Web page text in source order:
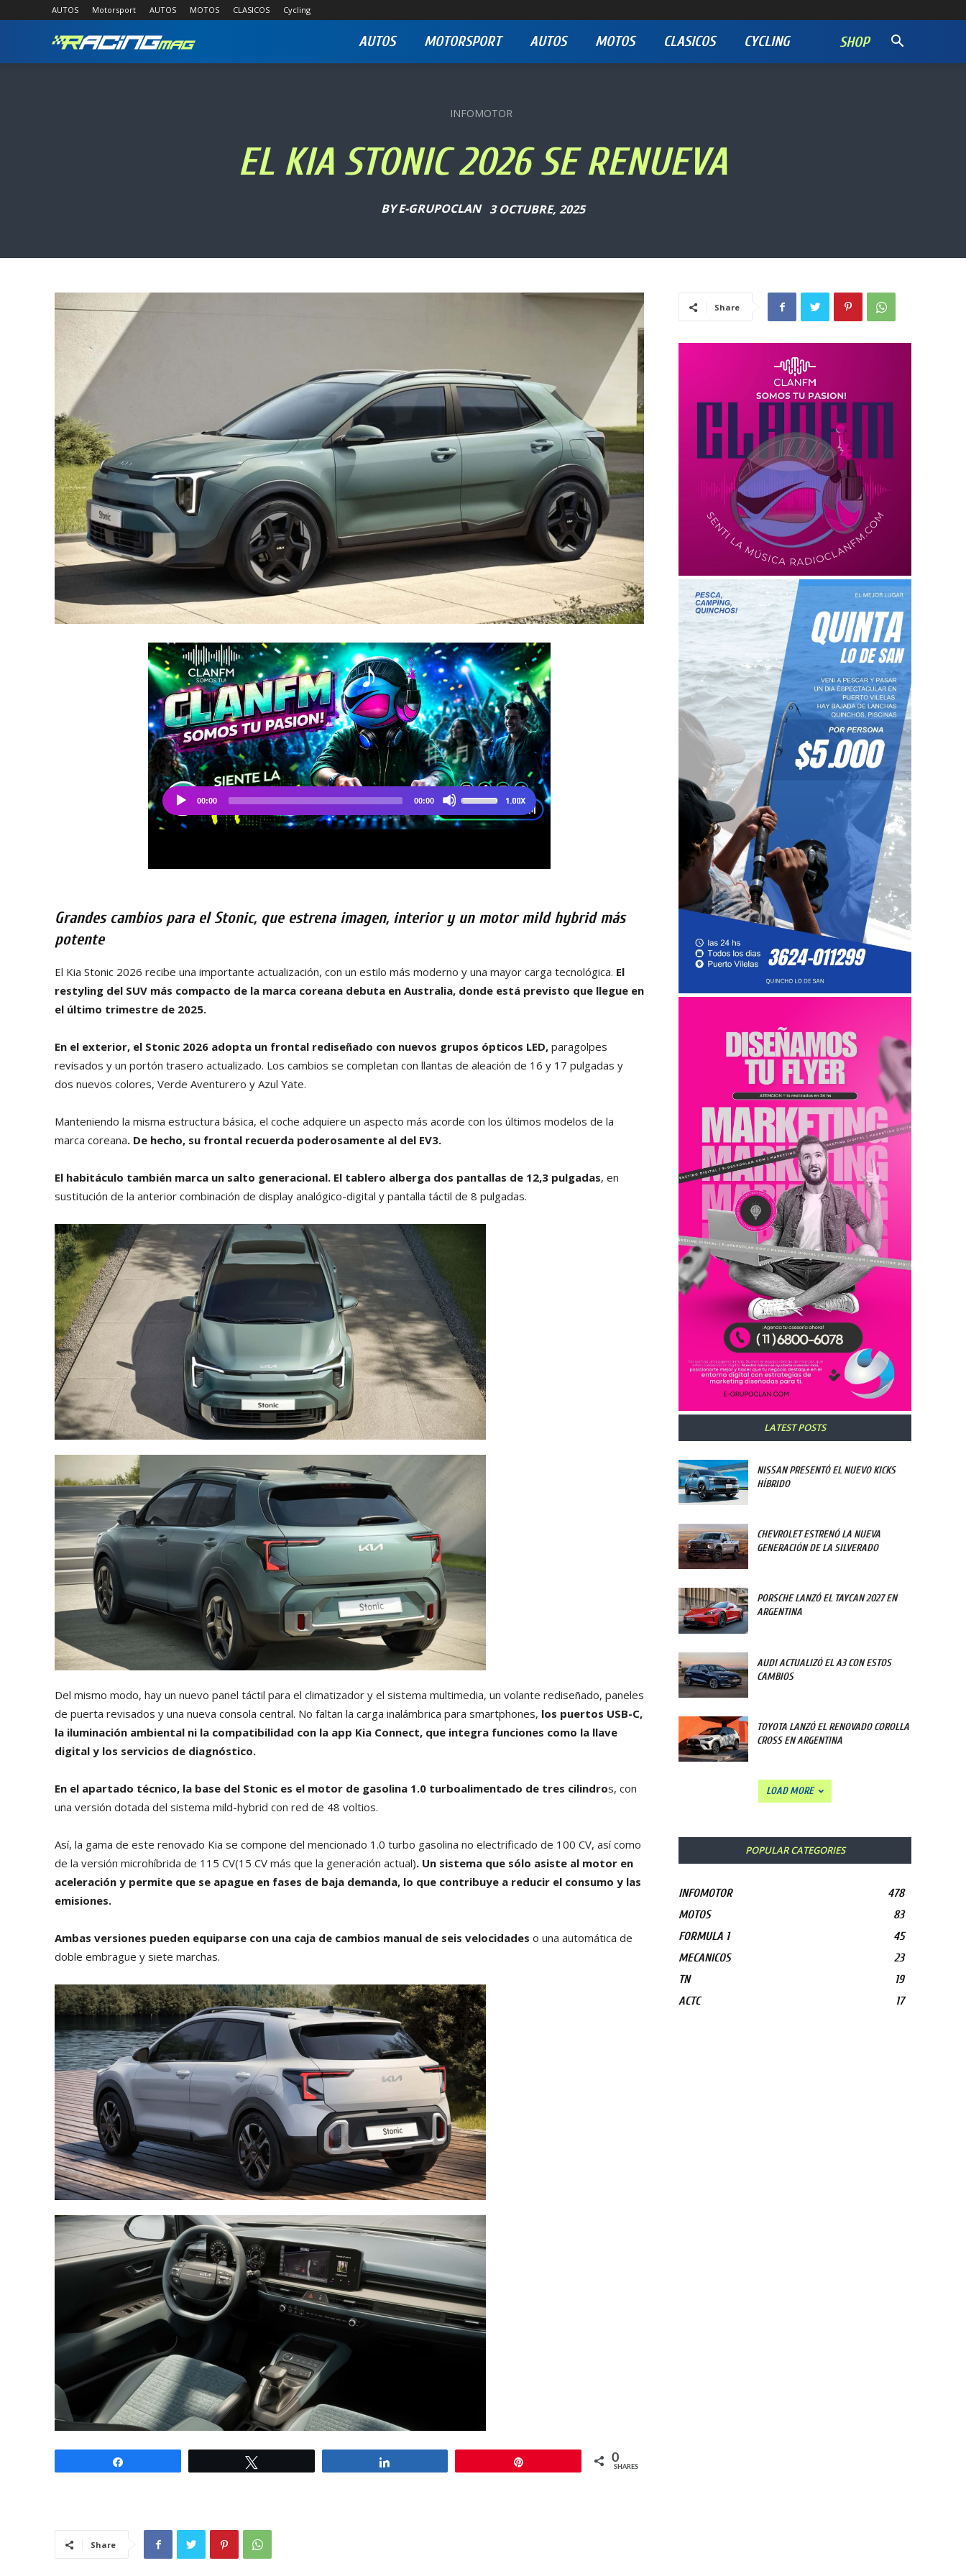
AUTOS Motorsport AUTOS MOTOS CLASICOS Cycling
SHOP
RACING AUTOS MOTORSPORT AUTOS MOTOS CLASICOS CYCLING
INFOMOTOR
EL KIA STONIC 2026 SE RENUEVA
BYE-GRUPOCLAN 3 OCTUBRE, 2025
Grandes cambios para el Stonic, que estrena imagen, interior y un motor mild hybrid más
potente
El Kia Stonic 2026 recibe una importante actualización, con un estilo más moderno y una mayor carga tecnológica. El
restyling del SUV más compacto de la marca coreana debuta en Australia, donde está previsto que llegue en
el último trimestre de 2025.
En el exterior, el Stonic 2026 adopta un frontal rediseñado con nuevos grupos ópticos LED, paragolpes
revisados y un portón trasero actualizado. Los cambios se completan con llantas de aleación de 16 y 17 pulgadas y
dos nuevos colores, Verde Aventurero y Azul Yate.
Manteniendo la misma estructura básica, el coche adquiere un aspecto más acorde con los últimos modelos de la
marca coreana. De hecho, su frontal recuerda poderosamente al del EV3.
El habitáculo también marca un salto generacional. El tablero alberga dos pantallas de 12,3 pulgadas, en
sustitución de la anterior combinación de display analógico-digital y pantalla táctil de 8 pulgadas.
Del mismo modo, hay un nuevo panel táctil para el climatizador y el sistema multimedia, un volante rediseñado, paneles
de puerta revisados y una nueva consola central. No faltan la carga inalámbrica para smartphones, los puertos USB-C,
la iluminación ambiental ni la compatibilidad con la app Kia Connect, que integra funciones como la llave
digital y los servicios de diagnóstico.
En el apartado técnico, la base del Stonic es el motor de gasolina 1.0 turboalimentado de tres cilindros, con
una versión dotada del sistema mild-hybrid con red de 48 voltios.
Así, la gama de este renovado Kia se compone del mencionado 1.0 turbo gasolina no electrificado de 100 CV, así como
de la versión microhíbrida de 115 CV(15 CV más que la generación actual). Un sistema que sólo asiste al motor en
aceleración y permite que se apague en fases de baja demanda, lo que contribuye a reducir el consumo y las
emisiones.
Ambas versiones pueden equiparse con una caja de cambios manual de seis velocidades o una automática de
doble embrague y siete marchas.
0
SHARES
Share
Share
LATEST POSTS
NISSAN PRESENTÓ EL NUEVO KICKS
HÍBRIDO
CHEVROLET ESTRENÓ LA NUEVA
GENERACIÓN DE LA SILVERADO
PORSCHE LANZÓ EL TAYCAN 2027 EN
ARGENTINA
AUDI ACTUALIZÓ EL A3 CON ESTOS
CAMBIOS
TOYOTA LANZÓ EL RENOVADO COROLLA
CROSS EN ARGENTINA
LOAD MORE
POPULAR CATEGORIES
INFOMOTOR
478
MOTOS
83
FORMULA 1
45
MECANICOS
23
TN
19
ACTC
17